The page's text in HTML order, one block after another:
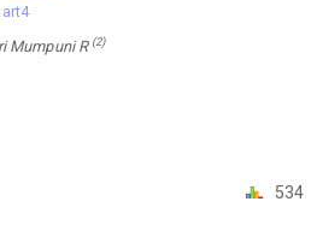
Mumpuni R (2)
534